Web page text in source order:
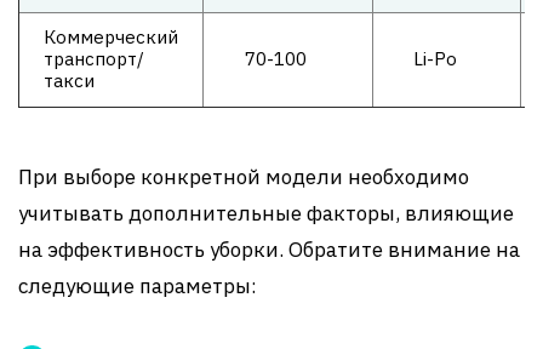
Коммерческий
транспорт/
такси
70-100 Li-Po
При выборе конкретной модели необходимо
учитывать дополнительные факторы, влияющие
на эффективность уборки. Обратите внимание на
следующие параметры: